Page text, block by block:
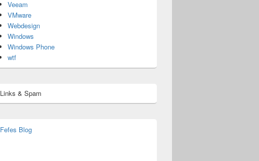
Veeam
VMware
Webdesign
Windows
Windows Phone
wtf
Links & Spam
Fefes Blog